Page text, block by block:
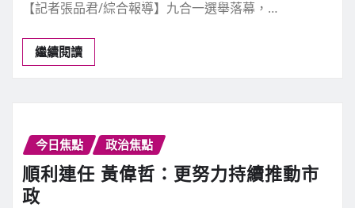
【記者張品君/綜合報導】九合一選舉落幕，…
繼續閱讀
今日焦點 政治焦點
順利連任 黃偉哲：更努力持續推動市
政